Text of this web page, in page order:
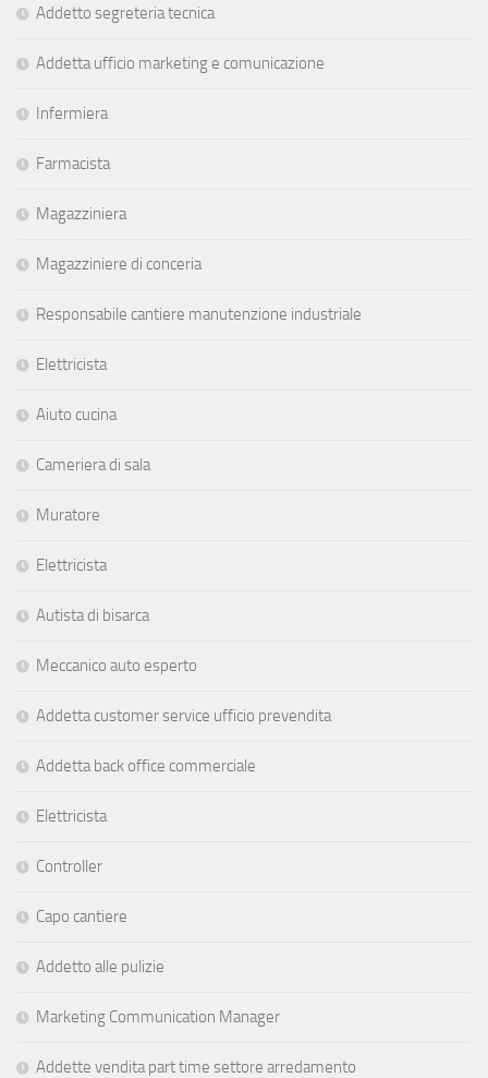
Addetto segreteria tecnica
Addetta ufficio marketing e comunicazione
Infermiera
Farmacista
Magazziniera
Magazziniere di conceria
Responsabile cantiere manutenzione industriale
Elettricista
Aiuto cucina
Cameriera di sala
Muratore
Elettricista
Autista di bisarca
Meccanico auto esperto
Addetta customer service ufficio prevendita
Addetta back office commerciale
Elettricista
Controller
Capo cantiere
Addetto alle pulizie
Marketing Communication Manager
Addette vendita part time settore arredamento